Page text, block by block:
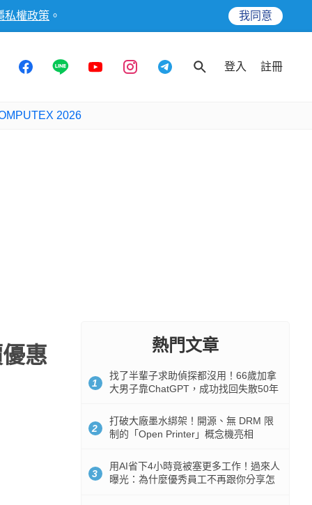
私權政策 。 我同意
登入 註冊
2026
惠 熱門文章
1
找了半輩子求助偵探都沒用！66歲加拿
大男子靠ChatGPT，成功找回失散50年
2
打破大廠墨水綁架！開源、無 DRM 限
制的「Open Printer」概念機亮相
3
用AI省下4小時竟被塞更多工作！過來人
曝光：為什麼優秀員工不再跟你分享怎